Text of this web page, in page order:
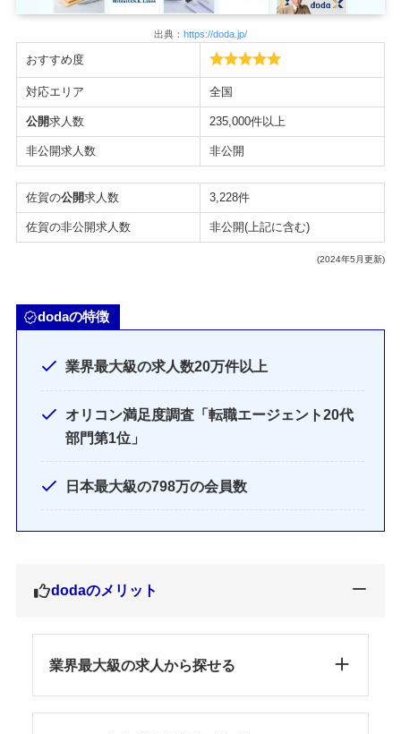
出典： https://doda.jp/
おすすめ度
対応エリア 全国
公開求人数 235,000件以上
非公開求人数 非公開
佐賀の公開求人数 3,228件
佐賀の非公開求人数 非公開(上記に含む)
(2024年5月更新)
dodaの特徴
業界最大級の求人数20万件以上
オリコン満足度調査「転職エージェント20代
部門第1位」
日本最大級の798万の会員数
dodaのメリット
業界最大級の求人から探せる